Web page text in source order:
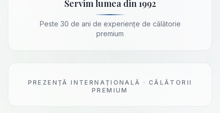
PREZENȚĂ INTERNAȚIONALĂ · CĂLĂTORII
PREMIUM
Servim lumea din 1992
Peste 30 de ani de experiențe de călătorie
premium